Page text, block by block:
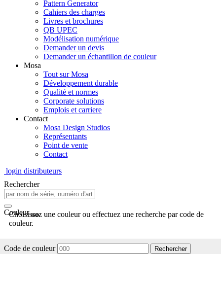
Pattern Generator
Cahiers des charges
Livres et brochures
QB UPEC
Modélisation numérique
Demander un devis
Demander un échantillon de couleur
Mosa
Tout sur Mosa
Développement durable
Qualité et normes
Corporate solutions
Emplois et carriere
Contact
Mosa Design Studios
Représentants
Point de vente
Contact
login distributeurs
Rechercher
Couleur
Choisissez une couleur ou effectuez une recherche par code de
couleur.
Code de couleur Rechercher